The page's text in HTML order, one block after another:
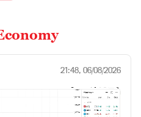
21:48, 06/08/2026